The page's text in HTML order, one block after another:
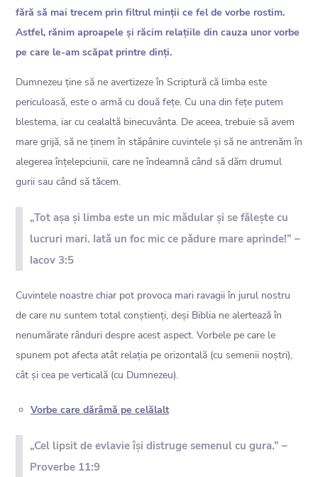
fără să mai trecem prin filtrul minții ce fel de vorbe rostim.
Astfel, rănim aproapele și răcim relațiile din cauza unor vorbe
pe care le-am scăpat printre dinți.
Dumnezeu ține să ne avertizeze în Scriptură că limba este
periculoasă, este o armă cu două fețe. Cu una din fețe putem
blestema, iar cu cealaltă binecuvânta. De aceea, trebuie să avem
mare grijă, să ne ținem în stăpânire cuvintele și să ne antrenăm în
alegerea înțelepciunii, care ne îndeamnă când să dăm drumul
gurii sau când să tăcem.
„Tot așa și limba este un mic mădular și se fălește cu
lucruri mari. Iată un foc mic ce pădure mare aprinde!” –
Iacov 3:5
Cuvintele noastre chiar pot provoca mari ravagii în jurul nostru
de care nu suntem total conștienți, deși Biblia ne alertează în
nenumărate rânduri despre acest aspect. Vorbele pe care le
spunem pot afecta atât relația pe orizontală (cu semenii noștri),
cât și cea pe verticală (cu Dumnezeu).
Vorbe care dărâmă pe celălalt
„Cel lipsit de evlavie își distruge semenul cu gura.” –
Proverbe 11:9